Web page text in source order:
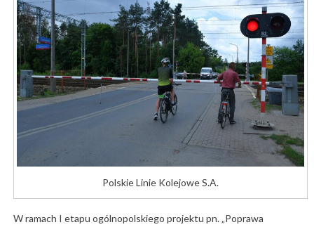
Polskie Linie Kolejowe S.A.
W ramach I etapu ogólnopolskiego projektu pn. „Poprawa